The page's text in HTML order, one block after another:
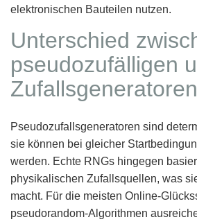
elektronischen Bauteilen nutzen.
Unterschied
pseudozufälligen
Zufallsgeneratoren
Pseudozufallsgeneratoren sind
sie können bei gleicher
werden. Echte RNGs hingegen
physikalischen Zufallsquellen, was
macht. Für die meisten Online-
pseudorandom-Algorithmen